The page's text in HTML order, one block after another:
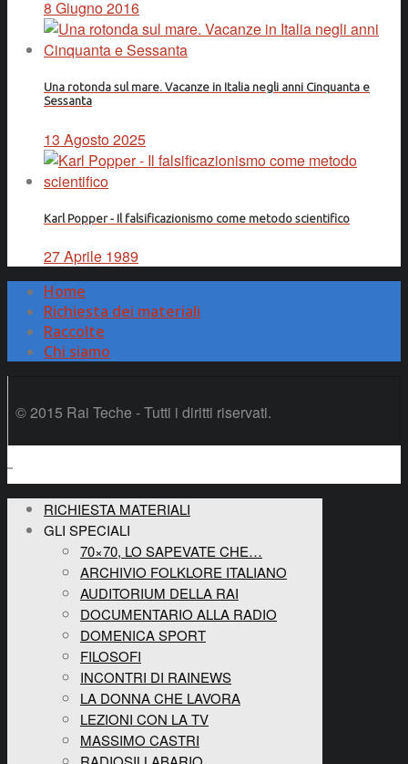
8 Giugno 2016
Una rotonda sul mare. Vacanze in Italia negli anni Cinquanta e
Sessanta
13 Agosto 2025
Karl Popper - Il falsificazionismo come metodo scientifico
27 Aprile 1989
Home
Richiesta dei materiali
Raccolte
Chi siamo
© 2015 Rai Teche - Tutti i diritti riservati.
RICHIESTA MATERIALI
GLI SPECIALI
70×70, LO SAPEVATE CHE…
ARCHIVIO FOLKLORE ITALIANO
AUDITORIUM DELLA RAI
DOCUMENTARIO ALLA RADIO
DOMENICA SPORT
FILOSOFI
INCONTRI DI RAINEWS
LA DONNA CHE LAVORA
LEZIONI CON LA TV
MASSIMO CASTRI